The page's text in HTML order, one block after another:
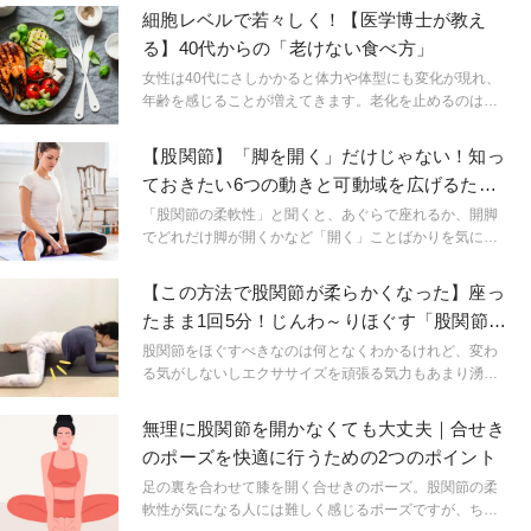
まわりを整える=全身が整うことにつながります。
細胞レベルで若々しく！【医学博士が教え
る】40代からの「老けない食べ方」
女性は40代にさしかかると体力や体型にも変化が現れ、
年齢を感じることが増えてきます。老化を止めるのは無
代女性の切実な思いに医学博士の岩崎真宏さんが応えま
す。
【股関節】「脚を開く」だけじゃない！知っ
ておきたい6つの動きと可動域を広げるため
に意識すべきこと
「股関節の柔軟性」と聞くと、あぐらで座れるか、開脚
でどれだけ脚が開くかなど「開く」ことばかりを気にし
ではない、股関節の6つの動きを知って、偏りなく動かす
ことを心がけましょう。
【この方法で股関節が柔らかくなった】座っ
たまま1回5分！じんわ～りほぐす「股関節ス
トレッチ」
股関節をほぐすべきなのは何となくわかるけれど、変わ
る気がしないしエクササイズを頑張る気力もあまり湧か
やすいかもしれません。長続きさせるために、筆者が実
際にスキマ時間で行っている方法をご紹介します。
無理に股関節を開かなくても大丈夫｜合せき
のポーズを快適に行うための2つのポイント
足の裏を合わせて膝を開く合せきのポーズ。股関節の柔
軟性が気になる人には難しく感じるポーズですが、ちょ